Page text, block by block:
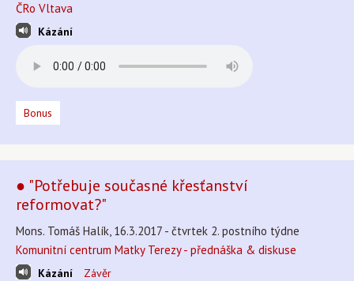
ČRo Vltava
Kázání
Bonus
● "Potřebuje současné křesťanství
reformovat?"
Mons. Tomáš Halík, 16.3.2017 - čtvrtek 2. postního týdne
Komunitní centrum Matky Terezy - přednáška & diskuse
Kázání Závěr